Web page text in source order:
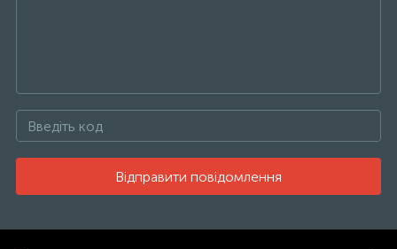
Відправити повідомлення